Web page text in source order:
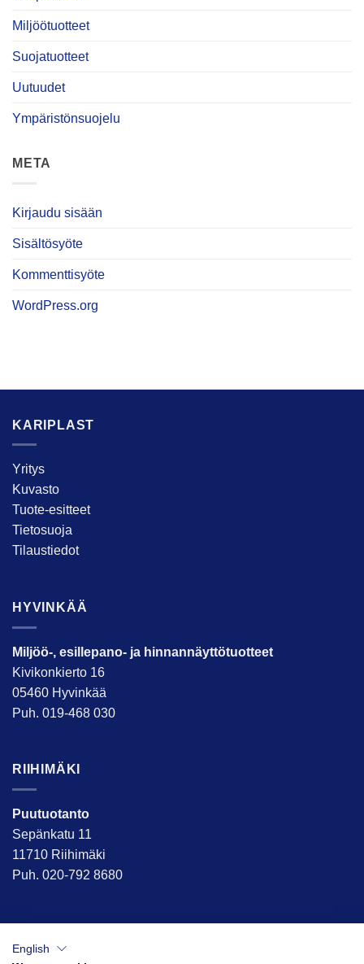
Miljöötuotteet
Suojatuotteet
Uutuudet
Ympäristönsuojelu
META
Kirjaudu sisään
Sisältösyöte
Kommenttisyöte
WordPress.org
KARIPLAST
Yritys
Kuvasto
Tuote-esitteet
Tietosuoja
Tilaustiedot
HYVINKÄÄ
Miljöö-, esillepano- ja hinnannäyttötuotteet
Kivikonkierto 16
05460 Hyvinkää
Puh. 019-468 030
RIIHIMÄKI
Puutuotanto
Sepänkatu 11
11710 Riihimäki
Puh. 020-792 8680
English